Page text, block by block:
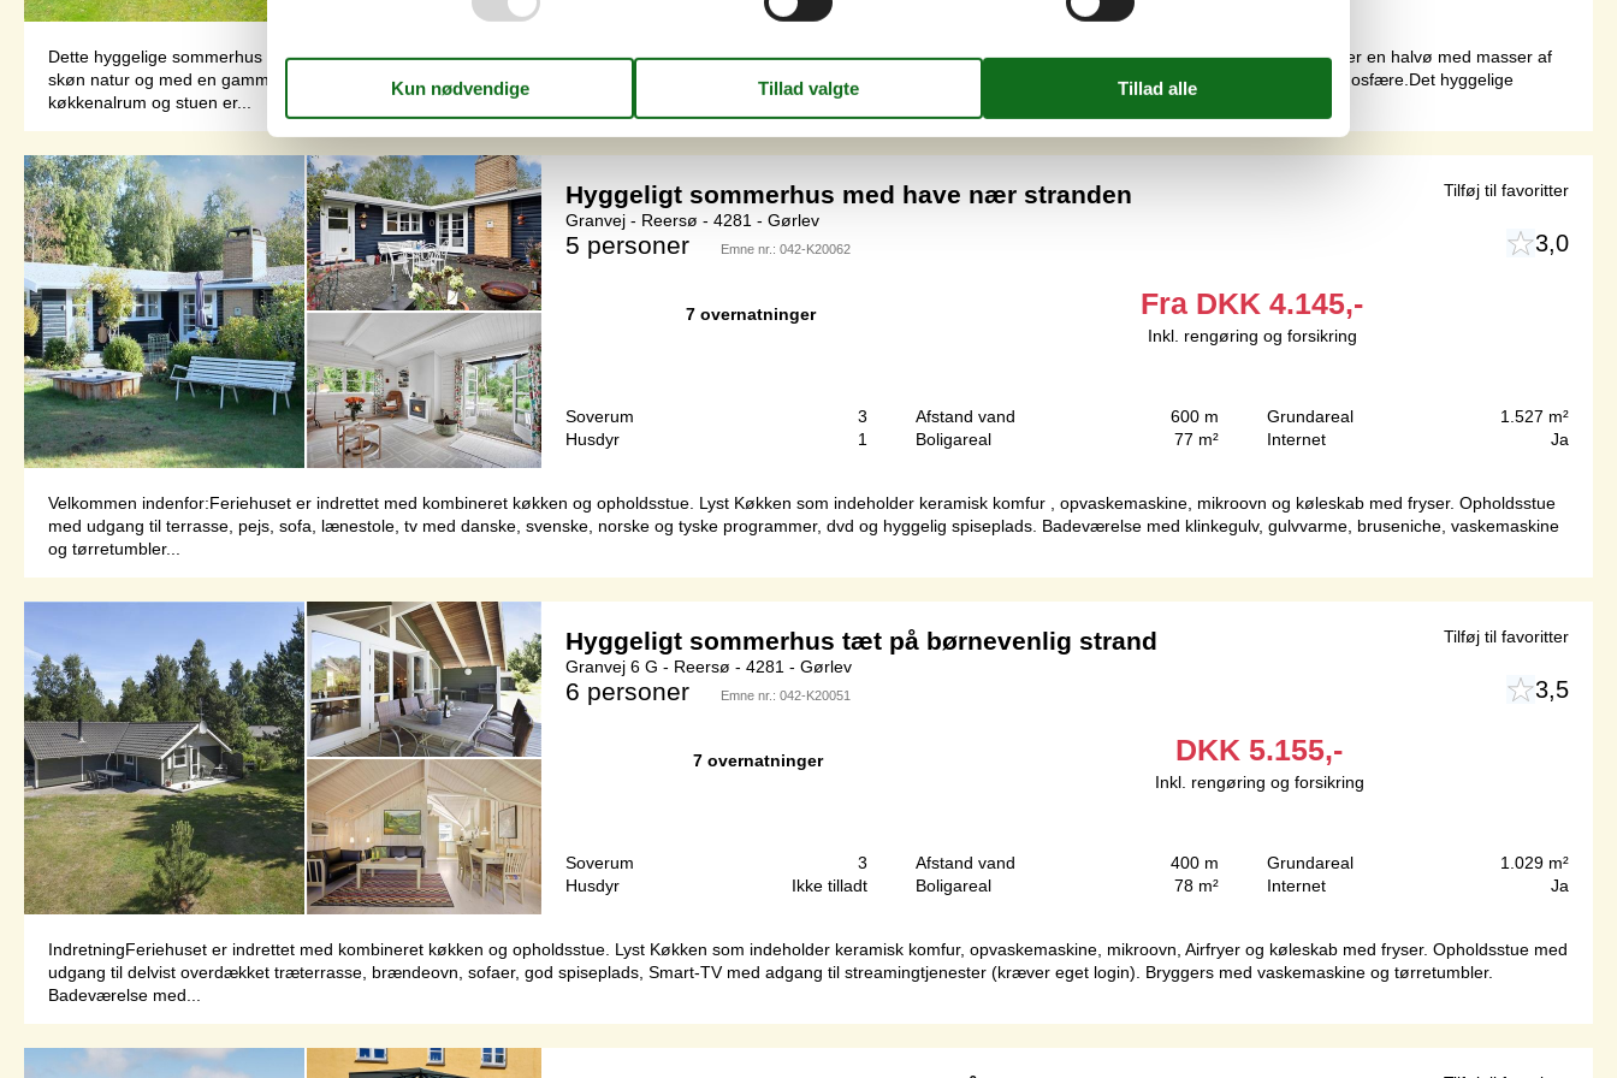
Dette hyggelige sommerhus er beliggende på charmerende og fredelige Reersø med kun 125 meter til en fantastisk flot og børnevenlig sandstrand med badebro. Reersø er en halvø med masser af
skøn natur og med en gammel bymidte med en flot, højt beliggende kirke og med flere gamle bindingsværkshuse. Der er desuden en lille lystbådehavn med masser af atmosfære.Det hyggelige
køkkenalrum og stuen er...
Hyggeligt sommerhus med have nær stranden
Granvej - Reersø - 4281 - Gørlev
5 personer Emne nr.: 042-K20062 3,0
7 overnatninger Fra DKK 4.145,-
Inkl. rengøring og forsikring
Soverum
3
Husdyr
1
Afstand vand
600 m
Boligareal
77 m²
Grundareal
1.527 m²
Internet
Ja
Velkommen indenfor:Feriehuset er indrettet med kombineret køkken og opholdsstue. Lyst Køkken som indeholder keramisk komfur , opvaskemaskine, mikroovn og køleskab med fryser. Opholdsstue
med udgang til terrasse, pejs, sofa, lænestole, tv med danske, svenske, norske og tyske programmer, dvd og hyggelig spiseplads. Badeværelse med klinkegulv, gulvvarme, bruseniche, vaskemaskine
og tørretumbler...
Tilføj til favoritter
Hyggeligt sommerhus tæt på børnevenlig strand
Granvej 6 G - Reersø - 4281 - Gørlev
6 personer Emne nr.: 042-K20051 3,5
7 overnatninger DKK 5.155,-
Inkl. rengøring og forsikring
Soverum
3
Husdyr
Ikke tilladt
Afstand vand
400 m
Boligareal
78 m²
Grundareal
1.029 m²
Internet
Ja
IndretningFeriehuset er indrettet med kombineret køkken og opholdsstue. Lyst Køkken som indeholder keramisk komfur, opvaskemaskine, mikroovn, Airfryer og køleskab med fryser. Opholdsstue med
udgang til delvist overdækket træterrasse, brændeovn, sofaer, god spiseplads, Smart-TV med adgang til streamingtjenester (kræver eget login). Bryggers med vaskemaskine og tørretumbler.
Badeværelse med...
Tilføj til favoritter